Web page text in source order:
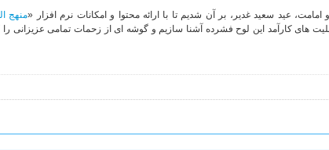
و امامت، عید سعید غدیر، بر آن شدیم تا با ارائه محتوا و امکانات نرم افزار «منهج
های کارآمد این لوح فشرده آشنا سازیم و گوشه ای از زحمات تمامی عزیزانی را